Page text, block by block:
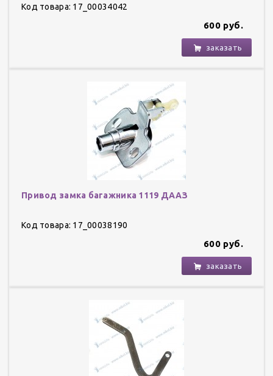
Код товара: 17_00034042
600 руб.
заказать
Привод замка багажника 1119 ДААЗ
Код товара: 17_00038190
600 руб.
заказать